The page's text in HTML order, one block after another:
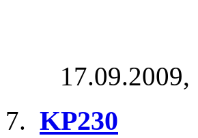
17.09.2009,
KP230